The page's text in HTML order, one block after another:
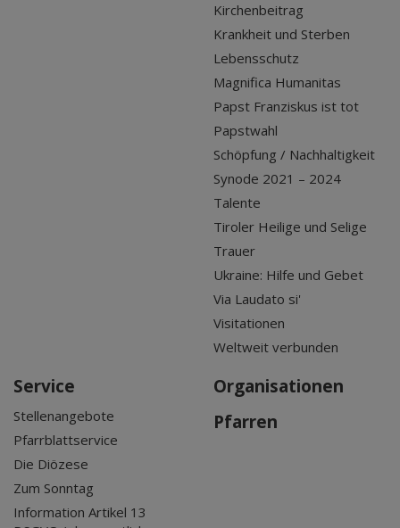
Kirchenbeitrag
Krankheit und Sterben
Lebensschutz
Magnifica Humanitas
Papst Franziskus ist tot
Papstwahl
Schöpfung / Nachhaltigkeit
Synode 2021 – 2024
Talente
Tiroler Heilige und Selige
Trauer
Ukraine: Hilfe und Gebet
Via Laudato si'
Visitationen
Weltweit verbunden
Service
Stellenangebote
Pfarrblattservice
Die Diözese
Zum Sonntag
Information Artikel 13
Organisationen
Pfarren